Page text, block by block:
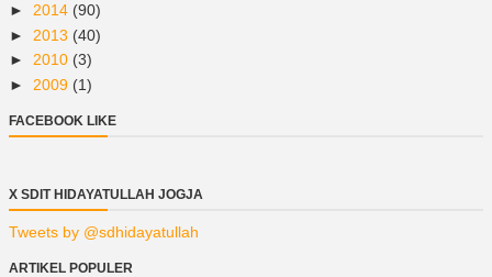
► 2014 (90)
► 2013 (40)
► 2010 (3)
► 2009 (1)
FACEBOOK LIKE
X SDIT HIDAYATULLAH JOGJA
Tweets by @sdhidayatullah
ARTIKEL POPULER